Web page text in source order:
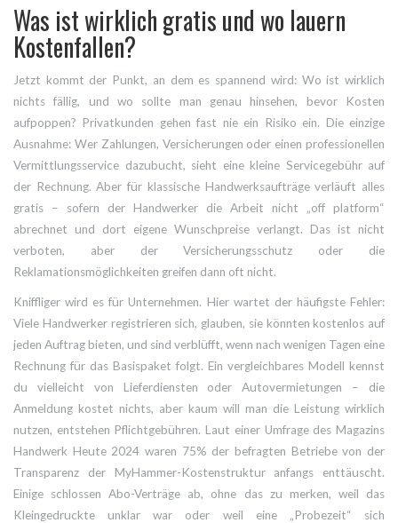
Was ist wirklich gratis und wo lauern
Kostenfallen?
Jetzt kommt der Punkt, an dem es spannend wird: Wo ist wirklich
nichts fällig, und wo sollte man genau hinsehen, bevor Kosten
aufpoppen? Privatkunden gehen fast nie ein Risiko ein. Die einzige
Ausnahme: Wer Zahlungen, Versicherungen oder einen professionellen
Vermittlungsservice dazubucht, sieht eine kleine Servicegebühr auf
der Rechnung. Aber für klassische Handwerksaufträge verläuft alles
gratis – sofern der Handwerker die Arbeit nicht „off platform“
abrechnet und dort eigene Wunschpreise verlangt. Das ist nicht
verboten, aber der Versicherungsschutz oder die
Reklamationsmöglichkeiten greifen dann oft nicht.
Kniffliger wird es für Unternehmen. Hier wartet der häufigste Fehler:
Viele Handwerker registrieren sich, glauben, sie könnten kostenlos auf
jeden Auftrag bieten, und sind verblüfft, wenn nach wenigen Tagen eine
Rechnung für das Basispaket folgt. Ein vergleichbares Modell kennst
du vielleicht von Lieferdiensten oder Autovermietungen – die
Anmeldung kostet nichts, aber kaum will man die Leistung wirklich
nutzen, entstehen Pflichtgebühren. Laut einer Umfrage des Magazins
Handwerk Heute 2024 waren 75% der befragten Betriebe von der
Transparenz der MyHammer-Kostenstruktur anfangs enttäuscht.
Einige schlossen Abo-Verträge ab, ohne das zu merken, weil das
Kleingedruckte unklar war oder weil eine „Probezeit“ sich